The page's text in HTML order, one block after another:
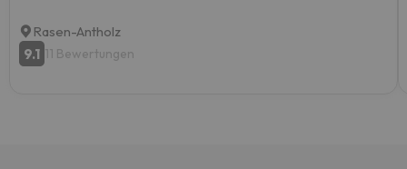
Rasen-Antholz
9.1 11 Bewertungen